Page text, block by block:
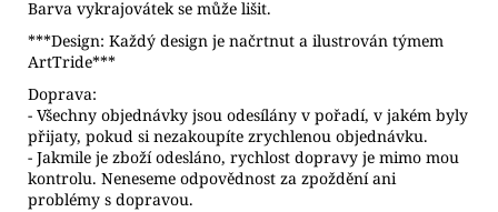
Barva vykrajovátek se může lišit.
***Design: Každý design je načrtnut a ilustrován týmem
ArtTride***
Doprava:
- Všechny objednávky jsou odesílány v pořadí, v jakém byly
přijaty, pokud si nezakoupíte zrychlenou objednávku.
- Jakmile je zboží odesláno, rychlost dopravy je mimo mou
kontrolu. Neneseme odpovědnost za zpoždění ani
problémy s dopravou.